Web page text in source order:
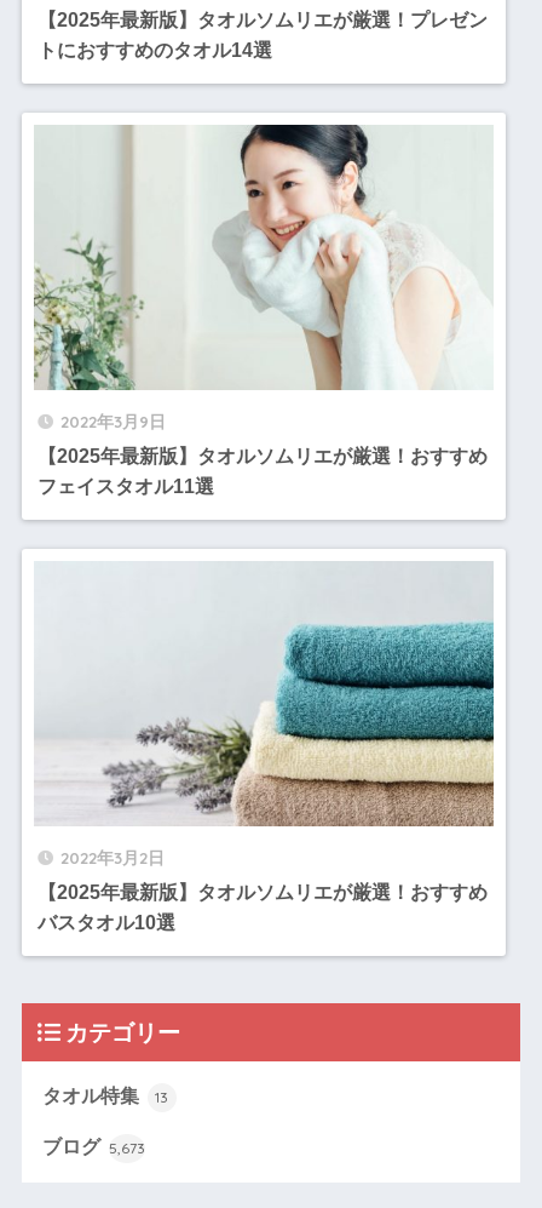
【2025年最新版】タオルソムリエが厳選！プレゼン
トにおすすめのタオル14選
2022年3月9日
【2025年最新版】タオルソムリエが厳選！おすすめ
フェイスタオル11選
2022年3月2日
【2025年最新版】タオルソムリエが厳選！おすすめ
バスタオル10選
カテゴリー
タオル特集 13
ブログ 5,673